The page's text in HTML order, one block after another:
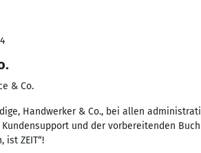
& Co.
Handwerker & Co., bei allen
und der vorbereitenden
ist ZEIT“!